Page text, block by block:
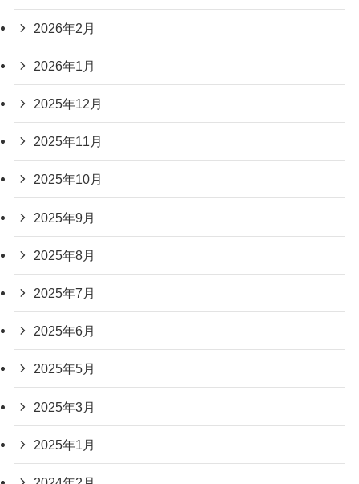
2026年2月
2026年1月
2025年12月
2025年11月
2025年10月
2025年9月
2025年8月
2025年7月
2025年6月
2025年5月
2025年3月
2025年1月